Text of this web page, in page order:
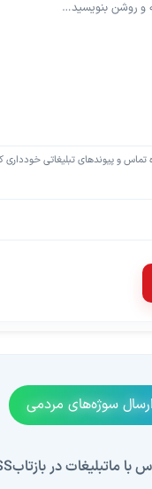
و پیوندهای تبلیغاتی خودداری
ارسال سوژه‌های مردمی
با ماتبلیغات در بازتاب